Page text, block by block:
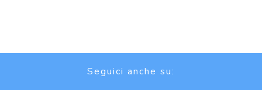
Seguici anche su: